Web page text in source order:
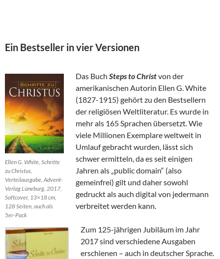
Ein Bestseller in vier Versionen
Ellen G. White, Schritte
zu Christus,
Verteilausgabe, Advent-
Verlag Lüneburg, 2017,
Softcover, 13×18 cm,
128 Seiten, auch als
5er-Pack
Das Buch Steps to Christvon der
amerikanischen Autorin Ellen G. White
(1827-1915) gehört zu den Bestsellern
der religiösen Weltliteratur. Es wurde in
mehr als 165 Sprachen übersetzt. Wie
viele Millionen Exemplare weltweit in
Umlauf gebracht wurden, lässt sich
schwer ermitteln, da es seit einigen
Jahren als „public domain“ (also
gemeinfrei) gilt und daher sowohl
gedruckt als auch digital von jedermann
verbreitet werden kann.
Zum 125-jährigen Jubiläum im Jahr
2017 sind verschiedene Ausgaben
erschienen – auch in deutscher Sprache.